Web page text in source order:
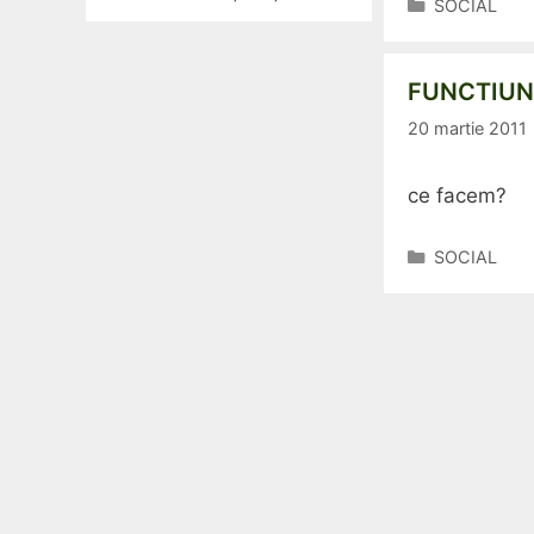
Categorii
SOCIAL
20 martie 2011
ce facem?
Categorii
SOCIAL